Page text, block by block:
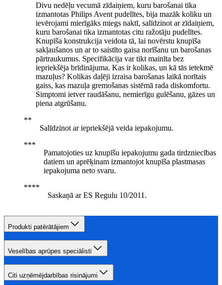
Divu nedēļu vecumā zīdaiņiem, kuru barošanai tika
izmantotas Philips Avent pudelītes, bija mazāk koliku un
ievērojami mierīgāks miegs naktī, salīdzinot ar zīdaiņiem,
kuru barošanai tika izmantotas citu ražotāju pudelītes.
Knupīša konstrukcija veidota tā, lai novērstu knupīša
sakļaušanos un ar to saistīto gaisa norīšanu un barošanas
pārtraukumus. Specifikācija var tikt mainīta bez
iepriekšēja brīdinājuma. Kas ir kolikas, un kā tās ietekmē
mazuļus? Kolikas daļēji izraisa barošanas laikā norītais
gaiss, kas mazuļa gremošanas sistēmā rada diskomfortu.
Simptomi ietver raudāšanu, nemierīgu gulēšanu, gāzes un
piena atgrūšanu.
Salīdzinot ar iepriekšējā veida iepakojumu.
Pamatojoties uz knupīšu iepakojumu gada tirdzniecības
datiem un aprēķinam izmantojot knupīša plastmasas
iepakojuma neto svaru.
Saskaņā ar ES Regulu 10/2011.
Produkti patērātājiem
Veselības aprūpes speciālisti
Citi uzņēmējdarbības risinājumi